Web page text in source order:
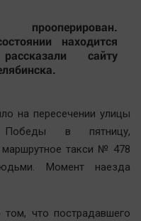
находится
сайту
на пересечении улицы
Победы в пятницу,
маршрутное такси № 478
Момент наезда
том, что пострадавшего